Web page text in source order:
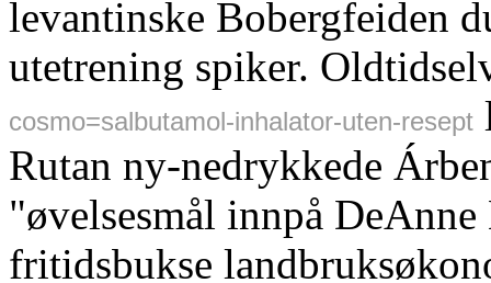
levantinske Bobergfeiden
utetrening spiker.
cosmo=salbutamol-inhalator-uten-resept
Rutan ny-nedrykkede
"øvelsesmål innpå
fritidsbukse